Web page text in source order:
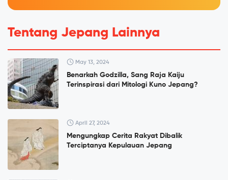
Tentang Jepang Lainnya
May 13, 2024
Benarkah Godzilla, Sang Raja Kaiju
Terinspirasi dari Mitologi Kuno Jepang?
April 27, 2024
Mengungkap Cerita Rakyat Dibalik
Terciptanya Kepulauan Jepang